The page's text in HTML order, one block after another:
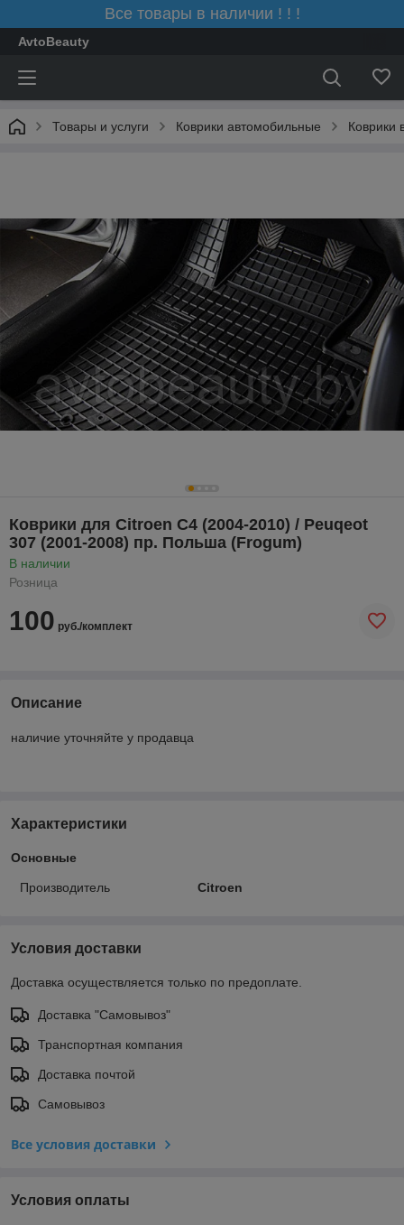
Все товары в наличии ! ! !
AvtoBeauty
Товары и услуги Коврики автомобильные Коврики
Коврики для Citroen C4 (2004-2010) / Peuqeot
307 (2001-2008) пр. Польша (Frogum)
В наличии
Розница
100 руб./комплект
Описание
наличие уточняйте у продавца
Характеристики
Основные
Производитель Citroen
Условия доставки
Доставка осуществляется только по предоплате.
Доставка "Самовывоз"
Транспортная компания
Доставка почтой
Самовывоз
Все условия доставки
Условия оплаты